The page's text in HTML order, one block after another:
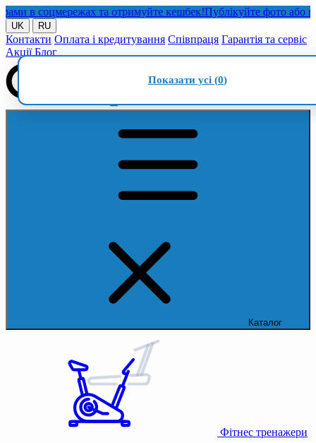
в соцмережах та отримуйте кешбек!Публікуйте фото або
UK RU
Контакти Оплата і кредитування Співпраця Гарантія та сервіс
Акції Блог
Каталог
Фітнес тренажери
Показати усі (0)